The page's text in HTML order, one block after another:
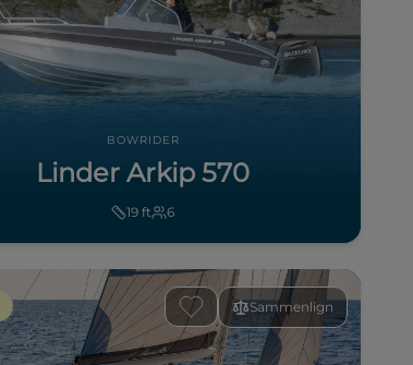
BOWRIDER
Linder Arkip 570
19 ft 6
Sammenlign